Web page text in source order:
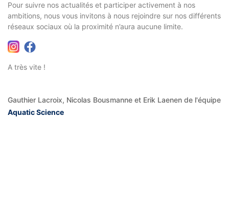
Pour suivre nos actualités et participer activement à nos
ambitions, nous vous invitons à nous rejoindre sur nos différents
réseaux sociaux où la proximité n’aura aucune limite.
A très vite !
Gauthier Lacroix, Nicolas Bousmanne et Erik Laenen de l'équipe
Aquatic Science